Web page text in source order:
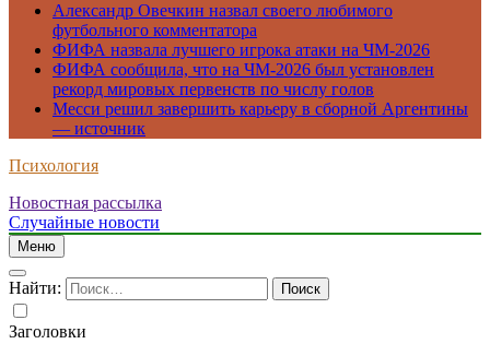
Александр Овечкин назвал своего любимого
футбольного комментатора
ФИФА назвала лучшего игрока атаки на ЧМ-2026
ФИФА сообщила, что на ЧМ-2026 был установлен
рекорд мировых первенств по числу голов
Месси решил завершить карьеру в сборной Аргентины
— источник
Психология
Новостная рассылка
Случайные новости
Меню
Найти:
Заголовки